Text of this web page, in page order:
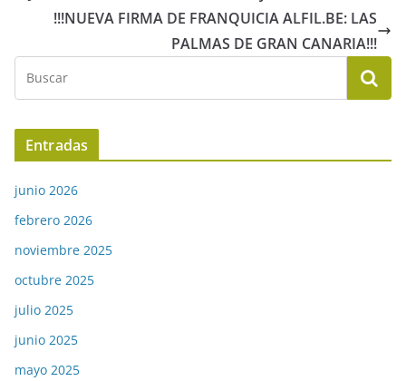
!!!NUEVA FIRMA DE FRANQUICIA ALFIL.BE: LAS
PALMAS DE GRAN CANARIA!!!
Entradas
junio 2026
febrero 2026
noviembre 2025
octubre 2025
julio 2025
junio 2025
mayo 2025